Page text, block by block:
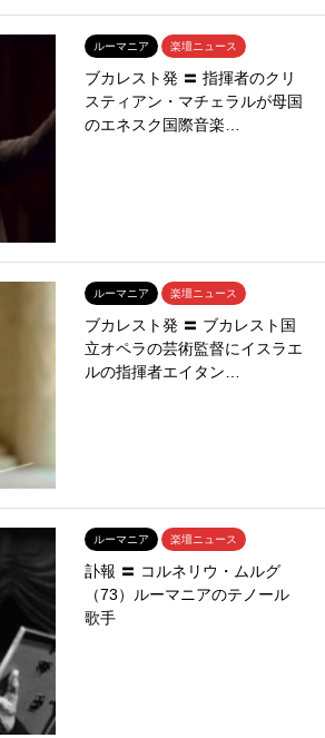
ルーマニア 楽壇ニュース
ブカレスト発 〓 指揮者のクリ
スティアン・マチェラルが母国
のエネスク国際音楽…
ルーマニア 楽壇ニュース
ブカレスト発 〓 ブカレスト国
立オペラの芸術監督にイスラエ
ルの指揮者エイタン…
ルーマニア 楽壇ニュース
訃報 〓 コルネリウ・ムルグ
（73）ルーマニアのテノール
歌手